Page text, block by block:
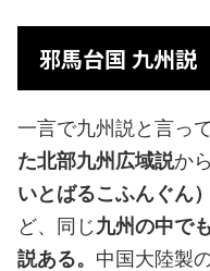
邪馬台国 九州説
一言で九州説と言って
た北部九州広域説から
いとばるこふんぐん）
ど、同じ九州の中で
説ある。 中国大陸製